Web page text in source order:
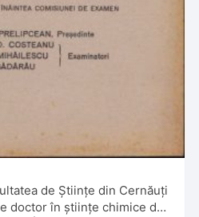
de Științe din Cernăuți
doctor în științe chimice de